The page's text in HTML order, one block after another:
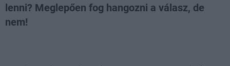
lenni? Meglepően fog hangozni a válasz, de
nem!